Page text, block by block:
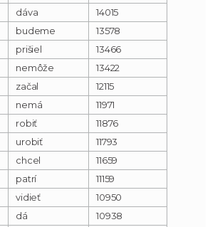
dáva
14015
budeme
13578
prišiel
13466
nemôže
13422
začal
12115
nemá
11971
robiť
11876
urobiť
11793
chcel
11659
patrí
11159
vidieť
10950
dá
10938